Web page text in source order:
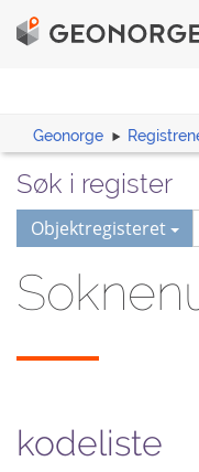
Geonorge
Søk i register
Objektregisteret
kodeliste